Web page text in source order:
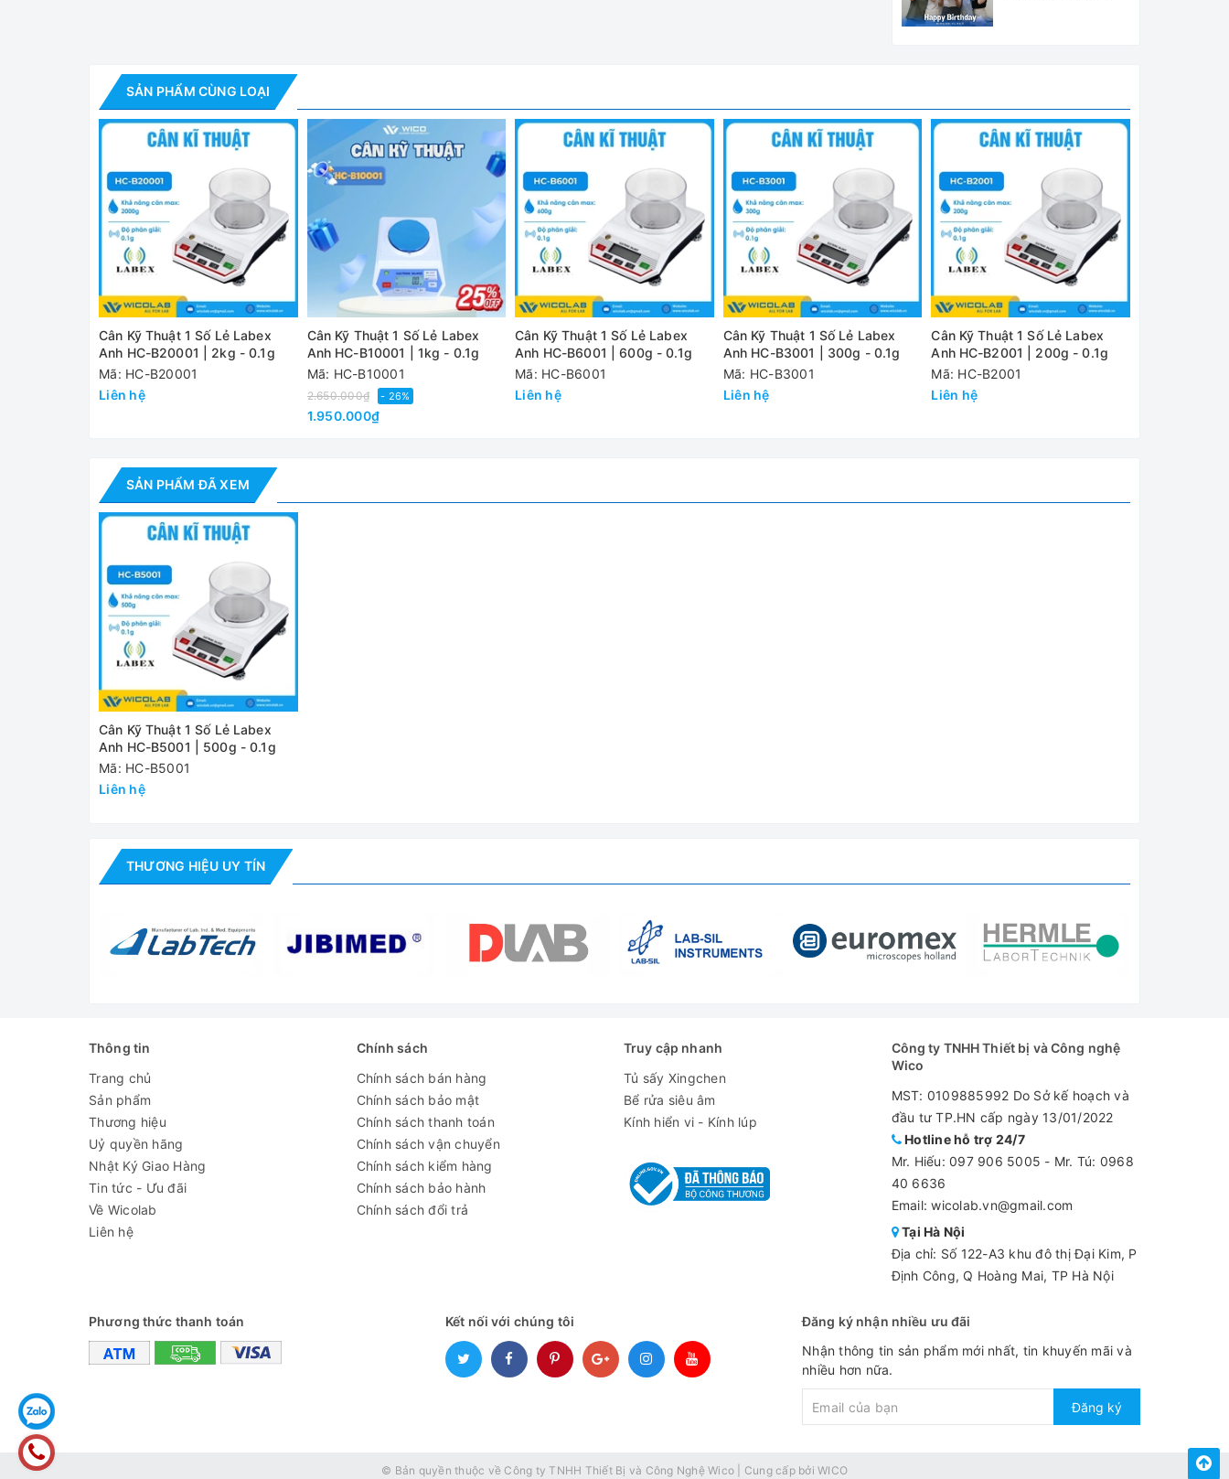
thao tác.
✅ Có chức năng cân/ đếm số lượng
✅ Chuyển đổi đơn vị đo dễ dàng
✅ Chức năng chuẩn ngoại tự động
✅ 4 chân có điều chỉnh độ cân bằng
✅ Bảo vệ chống quá tải
✅ Cổng RS232 chuyền dữ liệu ra máy in, máy tính (optional)
Thông số kỹ thuật
Model HC-B5001
Khả năng cân
Độ lập lại 0.1g
Màn hình hiển
LCD
Cổng kết nối
Chuẩn cân Chuẩn ngoài tự động
Kích thước đĩa
cân
Ø130mm
Kích thước cân 340 x 265 x 160mm
Kích thước tổng
thể
530 x 350 x 495mm
Trọng lượng
Nguồn điện DC 12V / AC 6V
SẢN PHẨM CÙNG LOẠI
Cân Kỹ Thuật 1 Số Lẻ Labex
Anh HC-B20001 | 2kg - 0.1g
Mã: HC-B20001
Liên hệ
Cân Kỹ Thuật 1 Số Lẻ Labex
Anh HC-B10001 | 1kg - 0.1g
Mã: HC-B10001
2.650.000₫ - 26%
1.950.000₫
Cân Kỹ Thuật 1 Số Lẻ Labex
Anh HC-B6001 | 600g - 0.1g
Mã: HC-B6001
Liên hệ
Cân Kỹ Thuật 1 Số Lẻ Labex
Anh HC-B3001 | 300g - 0.1g
Mã: HC-B3001
Liên hệ
Cân Kỹ Thuật 1 Số Lẻ Labex
Anh HC-B2001 | 200g - 0.1g
Mã: HC-B2001
Liên hệ
SẢN PHẨM ĐÃ XEM
Cân Kỹ Thuật 1 Số Lẻ Labex
Anh HC-B5001 | 500g - 0.1g
Mã: HC-B5001
Liên hệ
THƯƠNG HIỆU UY TÍN
Thông tin
Trang chủ
Sản phẩm
Thương hiệu
Uỷ quyền hãng
Nhật Ký Giao Hàng
Tin tức - Ưu đãi
Về Wicolab
Liên hệ
Chính sách
Chính sách bán hàng
Chính sách bảo mật
Chính sách thanh toán
Chính sách vận chuyển
Chính sách kiểm hàng
Chính sách bảo hành
Chính sách đổi trả
Truy cập nhanh
Tủ sấy Xingchen
Bể rửa siêu âm
Kính hiển vi - Kính lúp
Công ty TNHH Thiết bị và Công nghệ
Wico
MST: 0109885992 Do Sở kế hoạch và
đầu tư TP.HN cấp ngày 13/01/2022
Hotline hỗ trợ 24/7
Mr. Hiếu: 097 906 5005 - Mr. Tú: 0968
40 6636
Email: wicolab.vn@gmail.com
Tại Hà Nội
Địa chỉ: Số 122-A3 khu đô thị Đại Kim, P
Định Công, Q Hoàng Mai, TP Hà Nội
Phương thức thanh toán Kết nối với chúng tôi
Đăng ký nhận nhiều ưu đãi
Nhận thông tin sản phẩm mới nhất, tin khuyến mãi và
nhiều hơn nữa.
Đăng ký
© Bản quyền thuộc về Công ty TNHH Thiết Bị và Công Nghệ Wico Cung cấp bởi WICO